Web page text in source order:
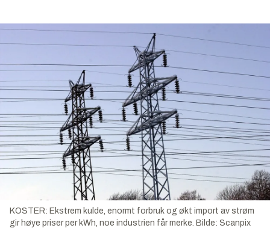
KOSTER: Ekstrem kulde, enormt forbruk og økt import av strøm
gir høye priser per kWh, noe industrien får merke. Bilde: Scanpix